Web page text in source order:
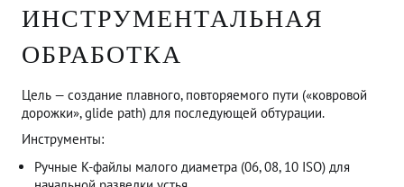
ИНСТРУМЕНТАЛЬНАЯ
ОБРАБОТКА
Цель — создание плавного, повторяемого пути («ковровой
дорожки», glide path) для последующей обтурации.
Инструменты:
Ручные K-файлы малого диаметра (06, 08, 10 ISO) для